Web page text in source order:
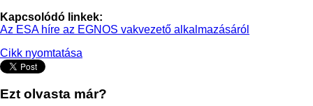
Kapcsolódó linkek:
Az ESA híre az EGNOS vakvezető alkalmazásáról
Cikk nyomtatása
Ezt olvasta már?